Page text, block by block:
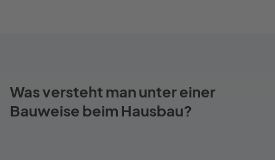
Was versteht man unter einer
Bauweise beim Hausbau?